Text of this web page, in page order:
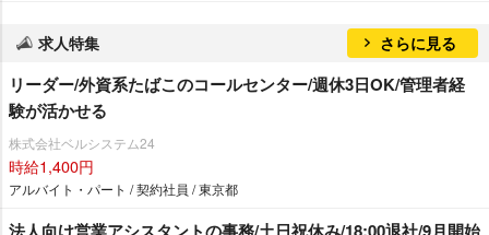
求人特集 さらに見る
リーダー/外資系たばこのコールセンター/週休3日OK/管理者経
験が活かせる
株式会社ベルシステム24
時給1,400円
アルバイト・パート / 契約社員 / 東京都